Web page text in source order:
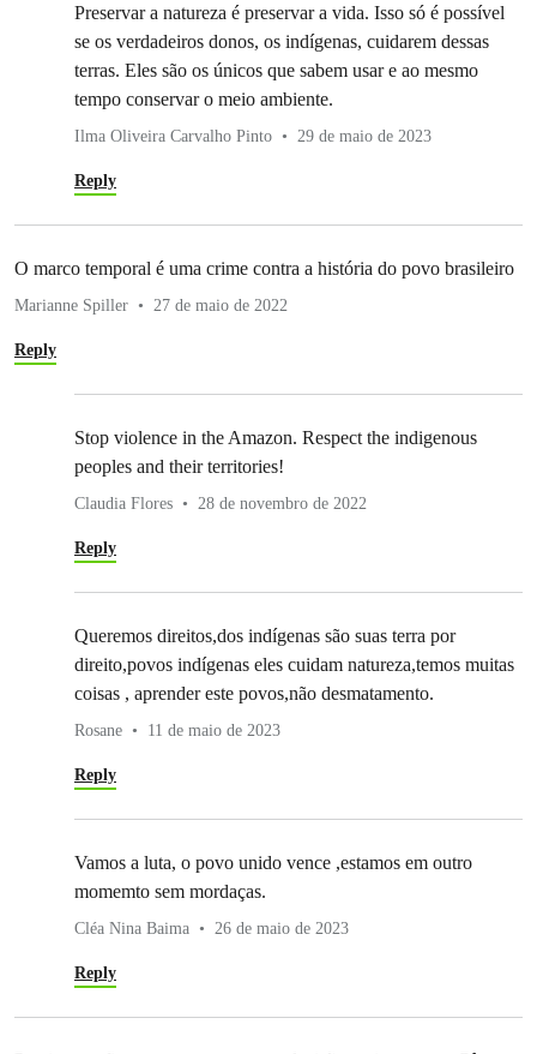
Preservar a natureza é preservar a vida. Isso só é possível
se os verdadeiros donos, os indígenas, cuidarem dessas
terras. Eles são os únicos que sabem usar e ao mesmo
tempo conservar o meio ambiente.
Ilma Oliveira Carvalho Pinto 29 de maio de 2023
Reply
O marco temporal é uma crime contra a história do povo brasileiro
Marianne Spiller 27 de maio de 2022
Reply
Stop violence in the Amazon. Respect the indigenous
peoples and their territories!
Claudia Flores 28 de novembro de 2022
Reply
Queremos direitos,dos indígenas são suas terra por
direito,povos indígenas eles cuidam natureza,temos muitas
coisas , aprender este povos,não desmatamento.
Rosane 11 de maio de 2023
Reply
Vamos a luta, o povo unido vence ,estamos em outro
momemto sem mordaças.
Cléa Nina Baima 26 de maio de 2023
Reply